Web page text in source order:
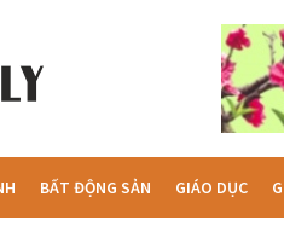
BẤT ĐỘNG SẢN GIÁO DỤC